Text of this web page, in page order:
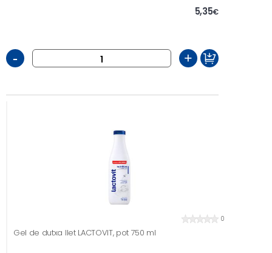
5,35€
- +
0
Gel de dutxa llet LACTOVIT, pot 750 ml